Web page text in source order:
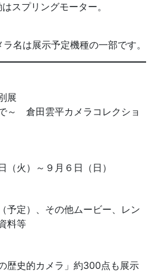
スプリングモーター。
名は展示予定機種の一部です。
展
～ 倉田雲平カメラコレクショ
（火）～９月６日（日）
予定）、その他ムービー、レン
料等
歴史的カメラ」約300点も展示